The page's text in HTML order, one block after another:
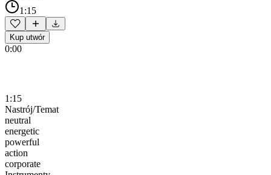
1:15
Kup utwór
0:00
1:15
Nastrój/Temat
neutral
energetic
powerful
action
corporate